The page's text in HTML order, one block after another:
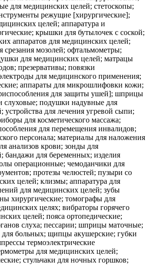
для медицинских целей; стетоскопы;
режущие [хирургические];
целей; аппаратура и
крышки для бутылочек с соской;
аппаратов для медицинских целей;
срезания мозолей; офтальмометры;
для медицинских целей; матрацы
презервативы; повязки
для медицинского применения;
аппараты для микрошлифовки кожи;
для защиты ушей]; шприцы
слуховые; подушки надувные для
устройства для лечения угревой сыпи;
для косметического массажа;
для перемещения инвалидов;
персонала; материалы для наложения
анализов крови; зонды для
бандажи для беременных; изделия
операционные; чемоданчики для
протезы челюстей; пузыри со
целей; клизмы; аппаратура для
для медицинских целей; зубы
хирургические; томографы для
целях; вибраторы горячего
целей; пояса ортопедические;
слуха; пессарии; шприцы маточные;
для больных; щипцы акушерские; губки
термоэлектрические
для медицинских целей;
стульчаки для ночных горшков;